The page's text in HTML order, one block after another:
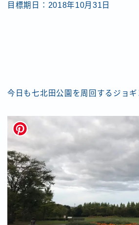
目標期日：2018年10月31日
今日も七北田公園を周回するジョギ